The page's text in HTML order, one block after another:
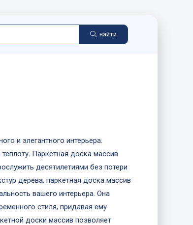
найти
и элегантного интерьера.
Паркетная доска массив
десятилетиями без потери
дерева, паркетная доска массив
вашего интерьера. Она
стиля, придавая ему
доски массив позволяет